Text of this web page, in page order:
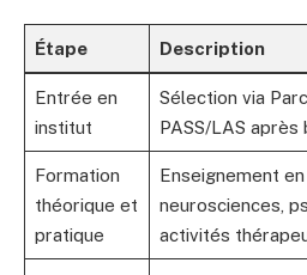
Étape Description
Entrée en
institut
Sélection via
PASS/LAS après
Formation
théorique et
pratique
Enseignement en
neurosciences,
activités